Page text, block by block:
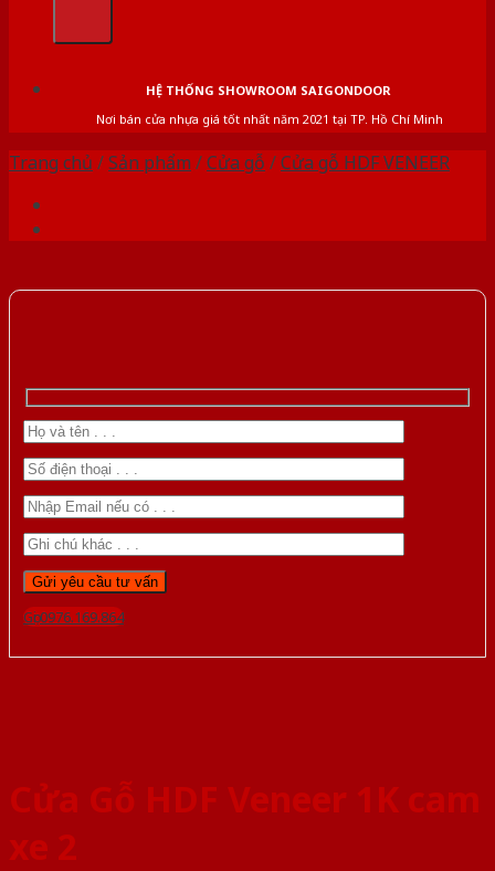
HỆ THỐNG SHOWROOM SAIGONDOOR
Nơi bán cửa nhựa giá tốt nhất năm 2021 tại TP. Hồ Chí Minh
Trang chủ /Sản phẩm /Cửa gỗ /Cửa gỗ HDF VENEER
Gọi 0976.169.864
Cửa Gỗ HDF Veneer 1K cam
xe 2